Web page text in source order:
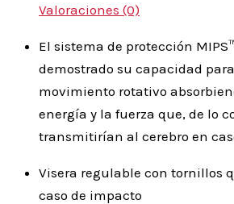
Valoraciones (0)
El sistema de protección
demostrado su capacidad
movimiento rotativo
energía y la fuerza que, de lo
transmitirían al cerebro en
Visera regulable con tornillos
caso de impacto